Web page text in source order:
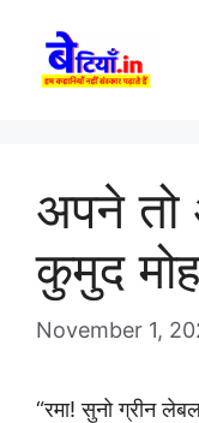
content
अपने तो
कुमुद
November 1,
“रमा! सुनो ग्रीन